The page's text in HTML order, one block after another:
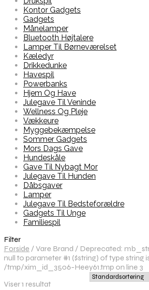
Kontor Gadgets
Gadgets
Månelamper
Bluetooth Højtalere
Lamper Til Børneværelset
Kæledyr
Drikkedunke
Havespil
Powerbanks
Hjem Og Have
Julegave Til Veninde
Wellness Og Pleje
Vækkeure
Myggebekæmpelse
Sommer Gadgets
Mors Dags Gave
Hundeskåle
Gave Til Nybagt Mor
Julegave Til Hunden
Dåbsgaver
Lamper
Julegave Til Bedsteforældre
Gadgets Til Unge
Familiespil
Filter
Forside / Vare Brand / Deprecated:
null to parameter #1 ($string) of type string
/tmp/xim_id_3506-Heey61.tmp on line 3
Viser 1 resultat